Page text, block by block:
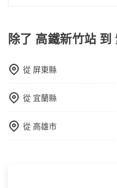
行額外的費用收取。但是，
出發前先與您進行確認，確
心地享受旅步為您提供的服務
除了 高鐵新竹站
從 屏東縣
從 宜蘭縣
從 高雄市